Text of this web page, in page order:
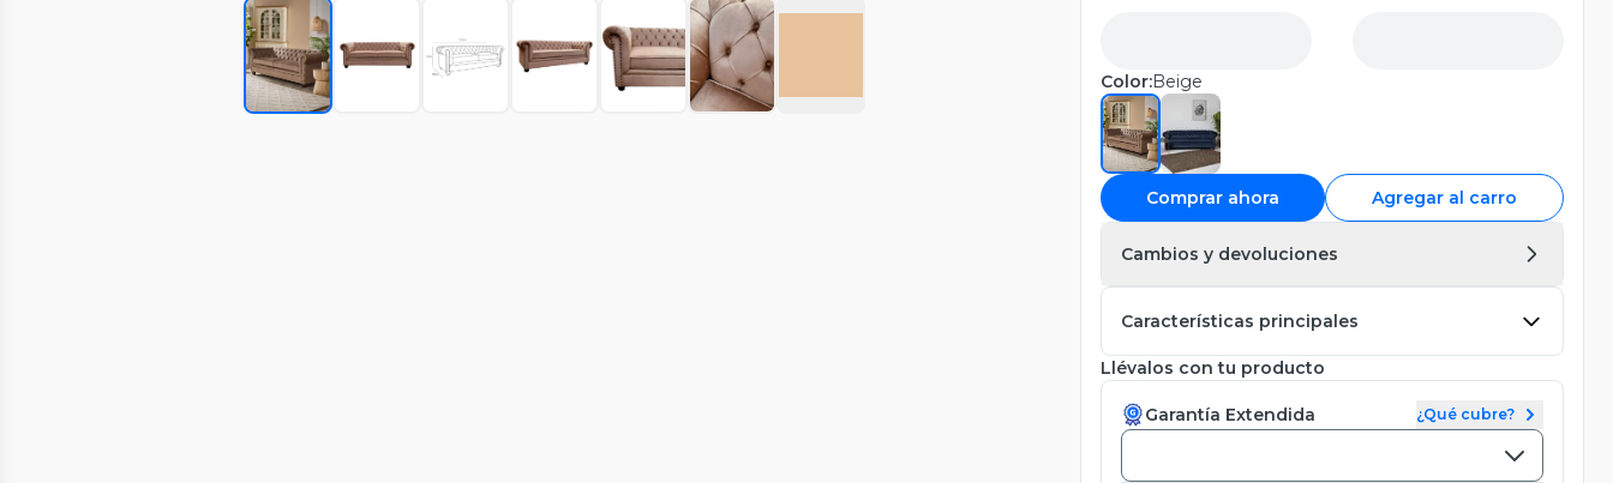
Color:Beige
Comprar ahora Agregar al carro
Cambios y devoluciones
Características principales
Llévalos con tu producto
Garantía Extendida ¿Qué cubre?